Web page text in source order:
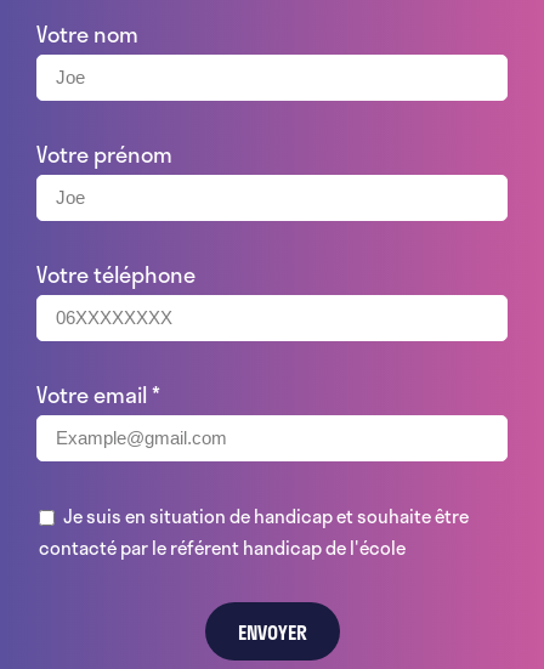
Votre nom
Votre prénom
Votre téléphone
Votre email*
Je suis en situation de handicap et souhaite être
contacté par le référent handicap de l'école
ENVOYER